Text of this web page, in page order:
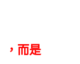
，而是